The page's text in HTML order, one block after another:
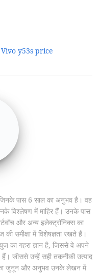
Vivo y53s price
पास 6 साल का अनुभव है। वह
विश्लेषण में माहिर हैं। उनके पास
और अन्य इलेक्ट्रॉनिक्स का
समीक्षा में विशेषज्ञता रखते हैं।
का गहरा ज्ञान है, जिससे वे अपने
जीससे उन्हें सही तकनीकी उत्पाद
जुनून और अनुभव उनके लेखन में